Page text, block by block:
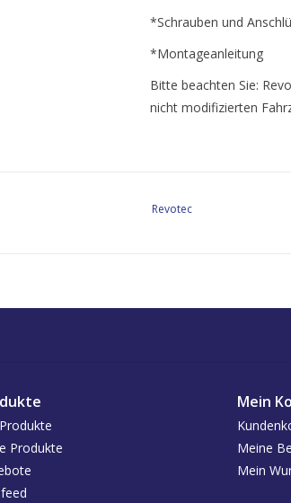
*Schrauben und
*Montageanleitung
Bitte beachten Sie:
nicht modifizierten
Revotec
Produkte
feed
Mein
Meine
Mein